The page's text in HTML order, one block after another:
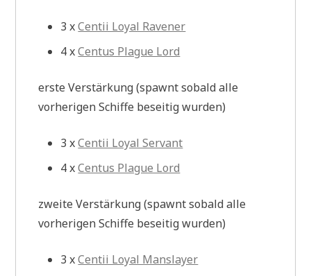
3 xCentii Loyal Ravener
4 xCentus Plague Lord
erste Verstärkung (spawnt sobald alle
vorherigen Schiffe beseitig wurden)
3 xCentii Loyal Servant
4 xCentus Plague Lord
zweite Verstärkung (spawnt sobald alle
vorherigen Schiffe beseitig wurden)
3 xCentii Loyal Manslayer